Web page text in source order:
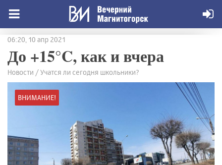
06:20, 10 апр 2021
До +15°C, как и вчера
Новости / Учатся ли сегодня школьники?
ВНИМАНИЕ!